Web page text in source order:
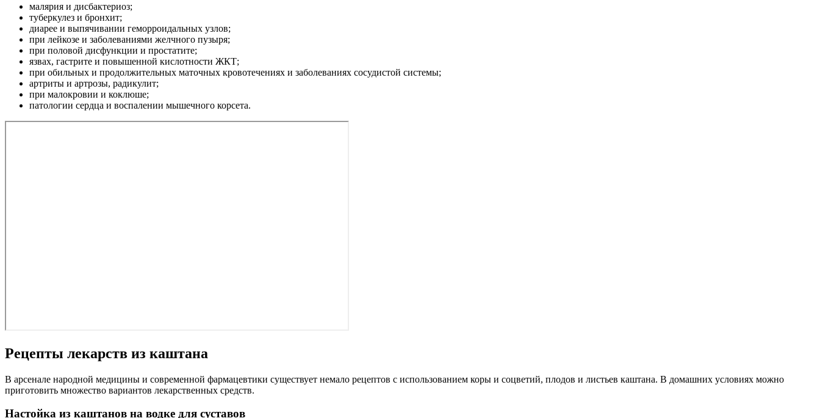
малярия и дисбактериоз;
туберкулез и бронхит;
диарее и выпячивании геморроидальных узлов;
при лейкозе и заболеваниями желчного пузыря;
при половой дисфункции и простатите;
язвах, гастрите и повышенной кислотности ЖКТ;
при обильных и продолжительных маточных кровотечениях и заболеваниях сосудистой системы;
артриты и артрозы, радикулит;
при малокровии и коклюше;
патологии сердца и воспалении мышечного корсета.
Рецепты лекарств из каштана
В арсенале народной медицины и современной фармацевтики существует немало рецептов с использованием коры и соцветий, плодов и листьев каштана. В домашних условиях можно
приготовить множество вариантов лекарственных средств.
Настойка из каштанов на водке для суставов